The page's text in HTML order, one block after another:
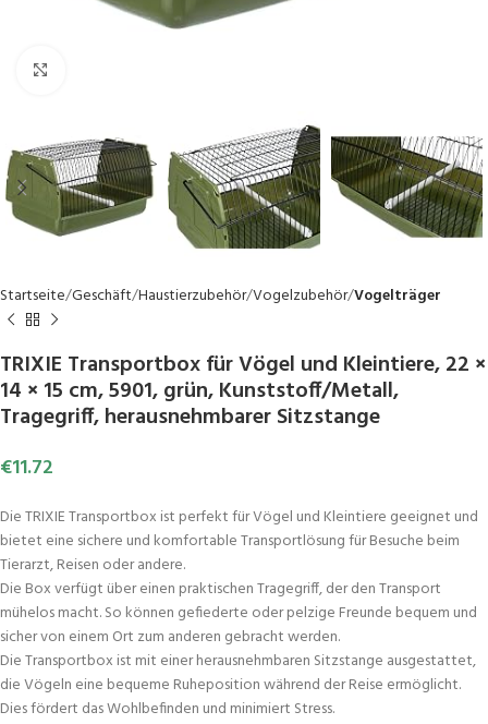
Startseite Geschäft Haustierzubehör Vogelzubehör Vogelträger
TRIXIE Transportbox für Vögel und Kleintiere, 22 ×
14 × 15 cm, 5901, grün, Kunststoff/Metall,
Tragegriff, herausnehmbarer Sitzstange
€11.72
Die TRIXIE Transportbox ist perfekt für Vögel und Kleintiere geeignet und
bietet eine sichere und komfortable Transportlösung für Besuche beim
Tierarzt, Reisen oder andere.
Die Box verfügt über einen praktischen Tragegriff, der den Transport
mühelos macht. So können gefiederte oder pelzige Freunde bequem und
sicher von einem Ort zum anderen gebracht werden.
Die Transportbox ist mit einer herausnehmbaren Sitzstange ausgestattet,
die Vögeln eine bequeme Ruheposition während der Reise ermöglicht.
Dies fördert das Wohlbefinden und minimiert Stress.